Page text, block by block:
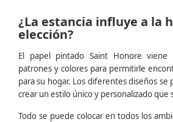
¿La estancia influye a la
elección?
El papel pintado Saint Honore
patrones y colores para permitirle
para su hogar. Los diferentes diseños se
crear un estilo único y personalizado que
Todo se puede colocar en todos los